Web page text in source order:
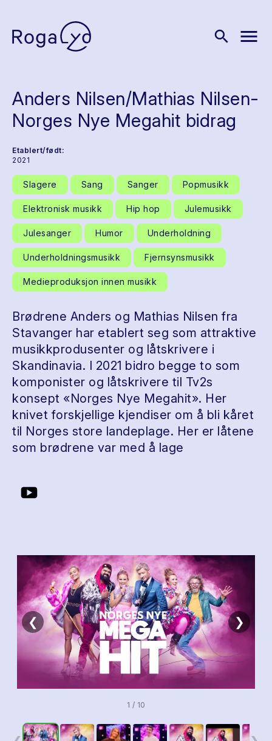
search menu
Anders Nilsen/Mathias Nilsen-
Norges Nye Megahit bidrag
Etablert/født:
2021
Slagere Sang Sanger Popmusikk
Elektronisk musikk Hip hop Julemusikk
Julesanger Humor Underholdning
Underholdningsmusikk Fjernsynsmusikk
Medieproduksjon innen musikk
Brødrene Anders og Mathias Nilsen fra
Stavanger har etablert seg som attraktive
musikkprodusenter og låtskrivere i
Skandinavia. I 2021 bidro begge to som
komponister og låtskrivere til Tv2s
konsept «Norges Nye Megahit». Her
knivet forskjellige kjendiser om å bli kåret
til Norges store landeplage. Her er låtene
som brødrene var med å lage
❮ ❯
1 / 10